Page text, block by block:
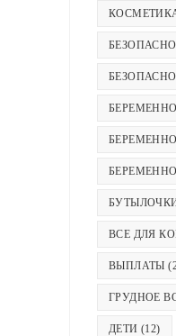
ВСЕ ДЛЯ
ВЫПЛАТЫ
ГРУДНОЕ
ДЕТИ (12)